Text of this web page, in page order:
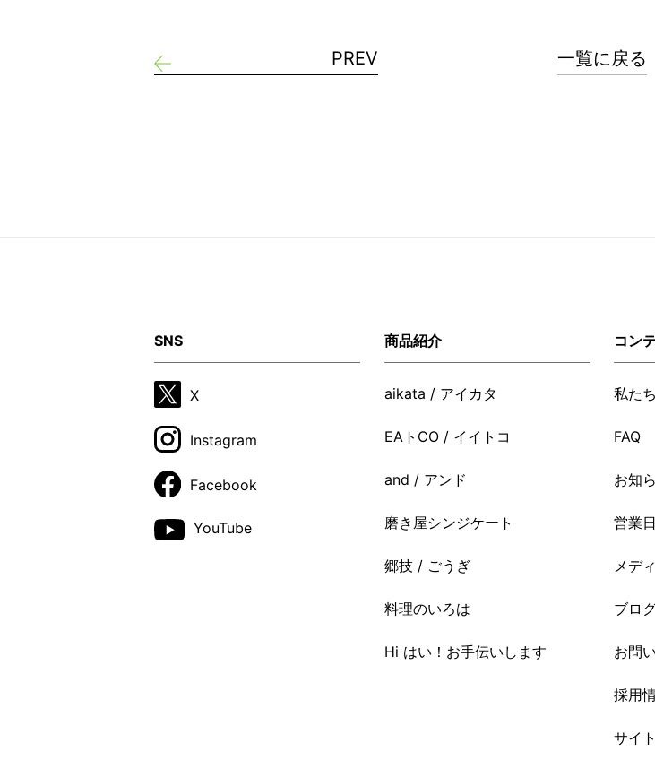
PREV 一覧に戻る
SNS
X
Instagram
Facebook
YouTube
商品紹介
aikata / アイカタ
EAトCO / イイトコ
and / アンド
磨き屋シンジケート
郷技 / ごうぎ
料理のいろは
Hi はい！お手伝いします
コン
私た
FAQ
お知
営業
メデ
ブロ
お問
採用
サイ